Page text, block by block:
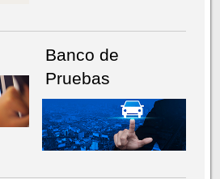
Banco de
Pruebas